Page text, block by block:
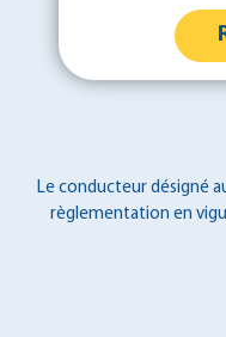
Le conducteur désigné
règlementation en